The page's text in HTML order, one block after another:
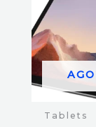
Tablets